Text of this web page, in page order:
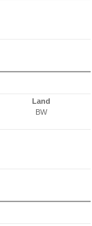
Land
BW